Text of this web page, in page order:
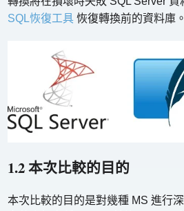
SQL恢復工具 恢復轉換前的資料庫。
1.2 本次比較的目的
本次比較的目的是對幾種 MS 進行